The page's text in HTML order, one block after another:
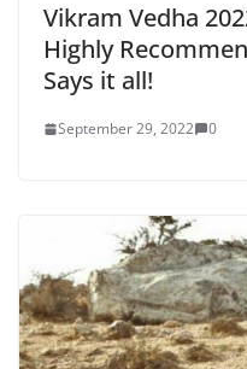
Vikram Vedha
Highly
Says it all!
September 29, 2022 0